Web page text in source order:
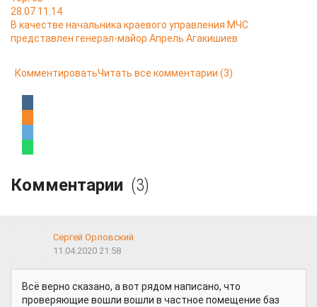
28.07 11:14
В качестве начальника краевого управления МЧС
представлен генерал-майор Апрель Агакишиев
КомментироватьЧитать все комментарии (3)
Комментарии (3)
Сергей Орловский
11.04.2020 21:58
Всё верно сказано, а вот рядом написано, что
проверяющие вошли вошли в частное помещение баз